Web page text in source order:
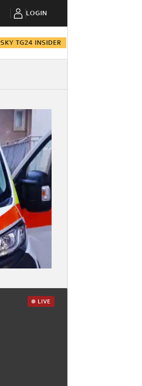
LOGIN
SKY TG24 INSIDER
LIVE